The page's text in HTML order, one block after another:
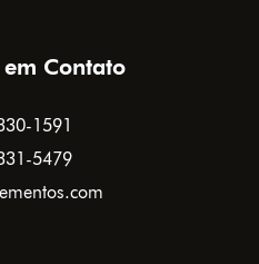
em Contato
1591
5479